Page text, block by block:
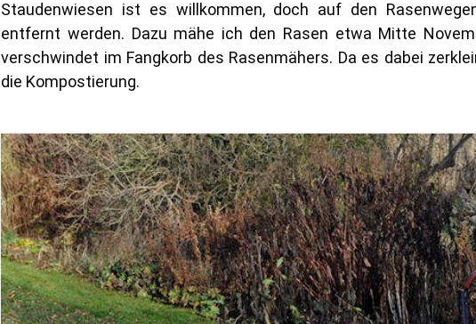
Staudenwiesen ist es willkommen, doch auf den
entfernt werden. Dazu mähe ich den Rasen etwa Mitte
verschwindet im Fangkorb des Rasenmähers. Da es dabei
die Kompostierung.